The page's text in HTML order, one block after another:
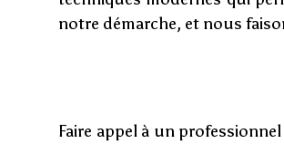
notre démarche, et nous
Faire appel à un